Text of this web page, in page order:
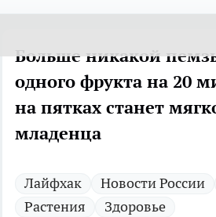
Больше никакой
одного фрукта на 20
на пятках станет
младенца
Лайфхак Новости России
Растения
Здоровье